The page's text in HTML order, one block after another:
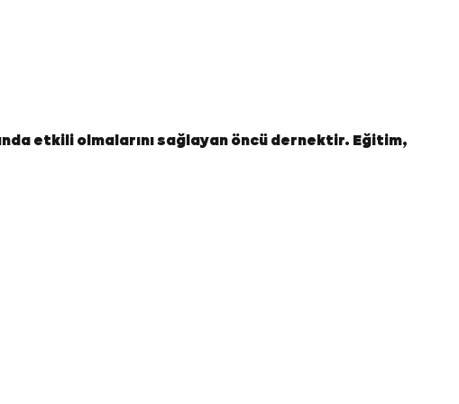
etkili olmalarını sağlayan öncü dernektir. Eğitim,